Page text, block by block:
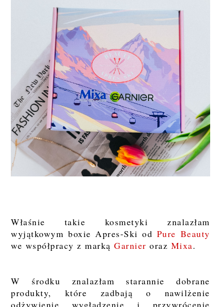
Właśnie takie kosmetyki znalazłam
wyjątkowym boxie Apres-Ski od Pure Beauty
we współpracy z markąGarnier oraz Mixa.
W środku znalazłam starannie dobrane
produkty, które zadbają o nawilżenie
odżywienie wygładzenie i przywrócenie